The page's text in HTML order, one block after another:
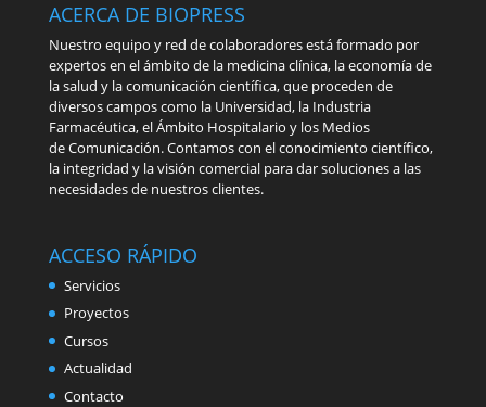
ACERCA DE BIOPRESS
Nuestro equipo y red de colaboradores está formado por
expertos en el ámbito de la medicina clínica, la economía de
la salud y la comunicación científica, que proceden de
diversos campos como la Universidad, la Industria
Farmacéutica, el Ámbito Hospitalario y los Medios
de Comunicación. Contamos con el conocimiento científico,
la integridad y la visión comercial para dar soluciones a las
necesidades de nuestros clientes.
ACCESO RÁPIDO
Servicios
Proyectos
Cursos
Actualidad
Contacto